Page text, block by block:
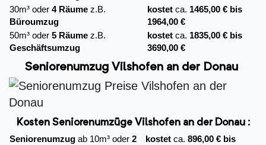
30m³ oder 4 Räume z.B.
Büroumzug
kostet ca. 1465,00 € bis
1964,00 €
50m³ oder 5 Räume z.B.
Geschäftsumzug
kostet ca. 1835,00 € bis
3690,00 €
Seniorenumzug Vilshofen an der Donau
Kosten Seniorenumzüge Vilshofen an der Donau :
Seniorenumzug ab 10m³ oder 2
kostet ca. 896,00 € bis